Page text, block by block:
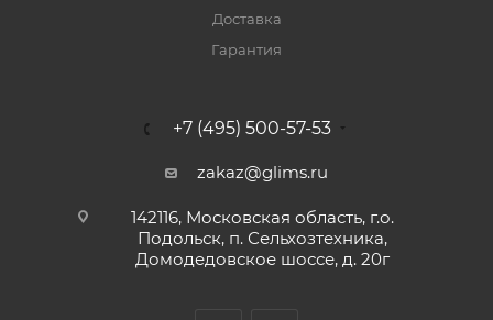
Доставка
Гарантия
+7 (495) 500-57-53
zakaz@glims.ru
142116, Московская область, г.о.
Подольск, п. Сельхозтехника,
Домодедовское шоссе, д. 20г